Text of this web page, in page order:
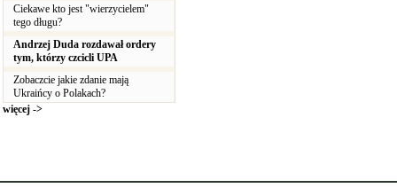
Ciekawe kto jest "wierzycielem"
tego długu?
Andrzej Duda rozdawał ordery
tym, którzy czcicli UPA
Zobaczcie jakie zdanie mają
Ukraińcy o Polakach?
więcej ->